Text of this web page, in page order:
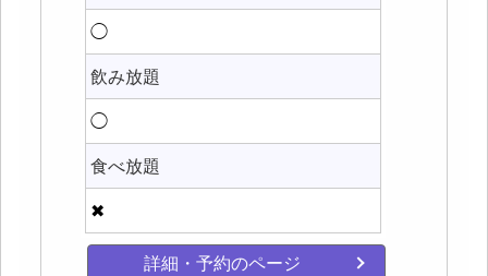
◯
飲み放題
◯
食べ放題
✖
詳細・予約のページ